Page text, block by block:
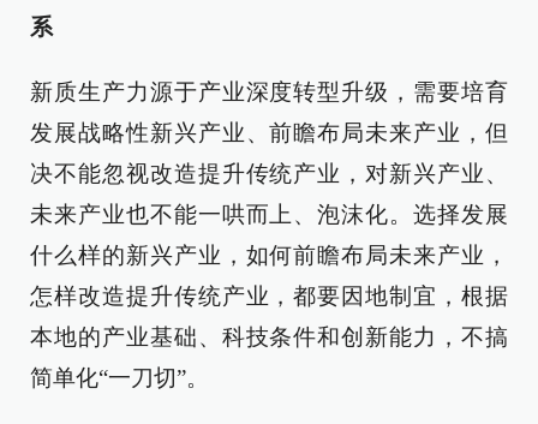
系
新质生产力源于产业深度转型升级，需要培育
发展战略性新兴产业、前瞻布局未来产业，但
决不能忽视改造提升传统产业，对新兴产业、
未来产业也不能一哄而上、泡沫化。选择发展
什么样的新兴产业，如何前瞻布局未来产业，
怎样改造提升传统产业，都要因地制宜，根据
本地的产业基础、科技条件和创新能力，不搞
简单化“一刀切”。